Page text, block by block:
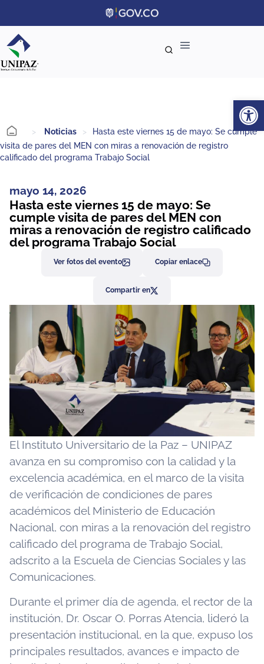
> Noticias >
Hasta este viernes 15 de mayo: Se cumple
visita de pares del MEN con miras a renovación de registro
calificado del programa Trabajo Social
mayo 14, 2026
Hasta este viernes 15 de mayo: Se
cumple visita de pares del MEN con
miras a renovación de registro calificado
del programa Trabajo Social
Ver fotos del evento Copiar enlace
Compartir en
El Instituto Universitario de la Paz – UNIPAZ
avanza en su compromiso con la calidad y la
excelencia académica, en el marco de la visita
de verificación de condiciones de pares
académicos del Ministerio de Educación
Nacional, con miras a la renovación del registro
calificado del programa de Trabajo Social,
adscrito a la Escuela de Ciencias Sociales y las
Comunicaciones.
Durante el primer día de agenda, el rector de la
institución, Dr. Oscar O. Porras Atencia, lideró la
presentación institucional, en la que, expuso los
principales resultados, avances e impacto de